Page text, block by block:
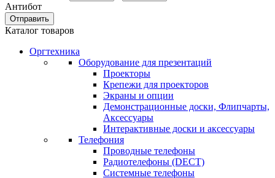
Антибот
Отправить
Каталог товаров
Оргтехника
Оборудование для презентаций
Проекторы
Крепежи для проекторов
Экраны и опции
Демонстрационные доски, Флипчарты,
Аксессуары
Интерактивные доски и аксессуары
Телефония
Проводные телефоны
Радиотелефоны (DECT)
Системные телефоны